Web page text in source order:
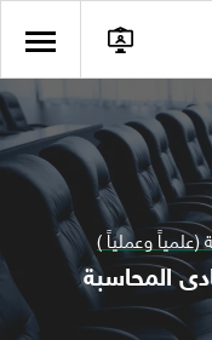
وعملياً )
المحاسبة